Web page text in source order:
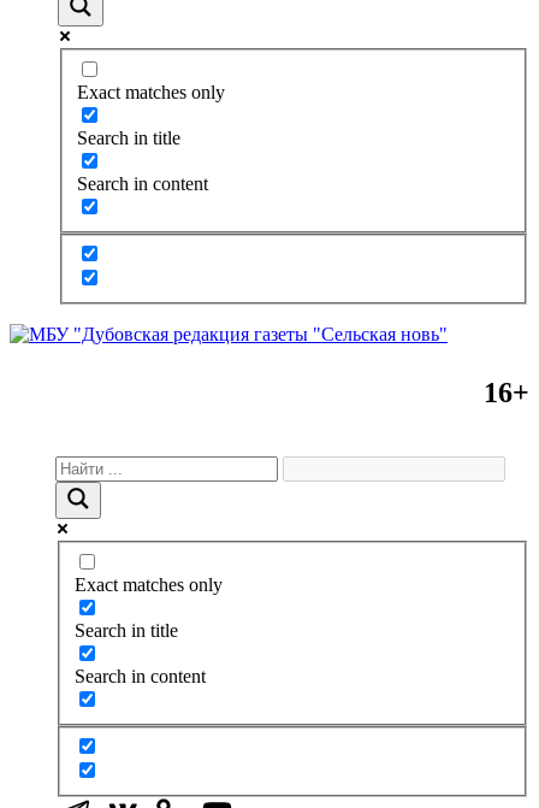
Exact matches only
Search in title
Search in content
16+
Exact matches only
Search in title
Search in content